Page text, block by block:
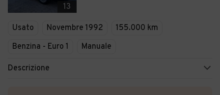
13
Usato Novembre 1992
155.000 km
Benzina - Euro 1
Manuale
Descrizione